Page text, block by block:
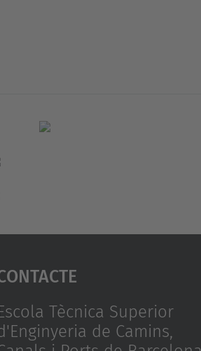
Tècnica Superior
de Camins,